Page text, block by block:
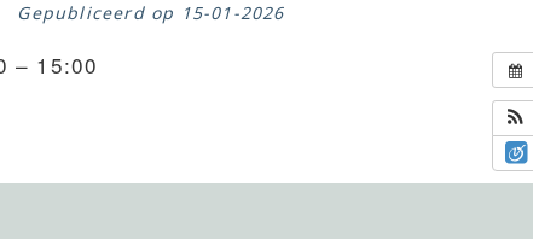
Gepubliceerd op 15-01-2026
– 15:00